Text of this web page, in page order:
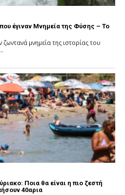
έγιναν Μνημεία της Φύσης – Το
ζωντανά μνημεία της ιστορίας του
Ποια θα είναι η πιο ζεστή
40αρια